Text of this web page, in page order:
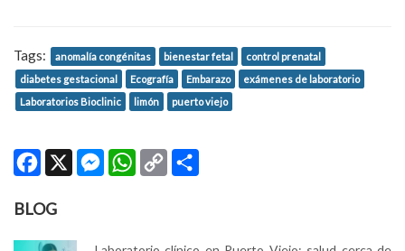
Tags: anomalía congénitas bienestar fetal
control prenatal
diabetes gestacional
Ecografía Embarazo
exámenes de laboratorio
Laboratorios Bioclinic
limón puerto viejo
Facebook
X MessengerWhatsApp
Copy
BLOG